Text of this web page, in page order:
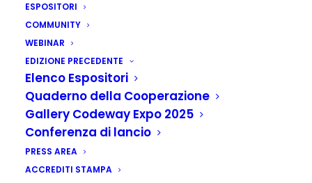
ESPOSITORI
COMMUNITY
WEBINAR
EDIZIONE PRECEDENTE
Elenco Espositori
Quaderno della Cooperazione
Gallery Codeway Expo 2025
Conferenza di lancio
PRESS AREA
ACCREDITI STAMPA
Siria: aperte
iscrizioni primo
congresso medico
arabo-europeo